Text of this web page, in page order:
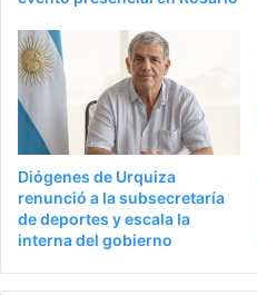
Diógenes de Urquiza
renunció a la subsecretaría
de deportes y escala la
interna del gobierno